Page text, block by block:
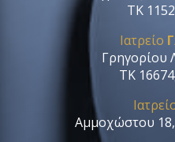
ΤΚ
Ιατρείο
Γρηγορίου
ΤΚ
Αμμοχώστου